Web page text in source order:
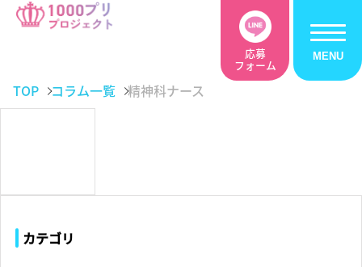
応募
フォーム
TOP コラム一覧 精神科ナース
カテゴリ